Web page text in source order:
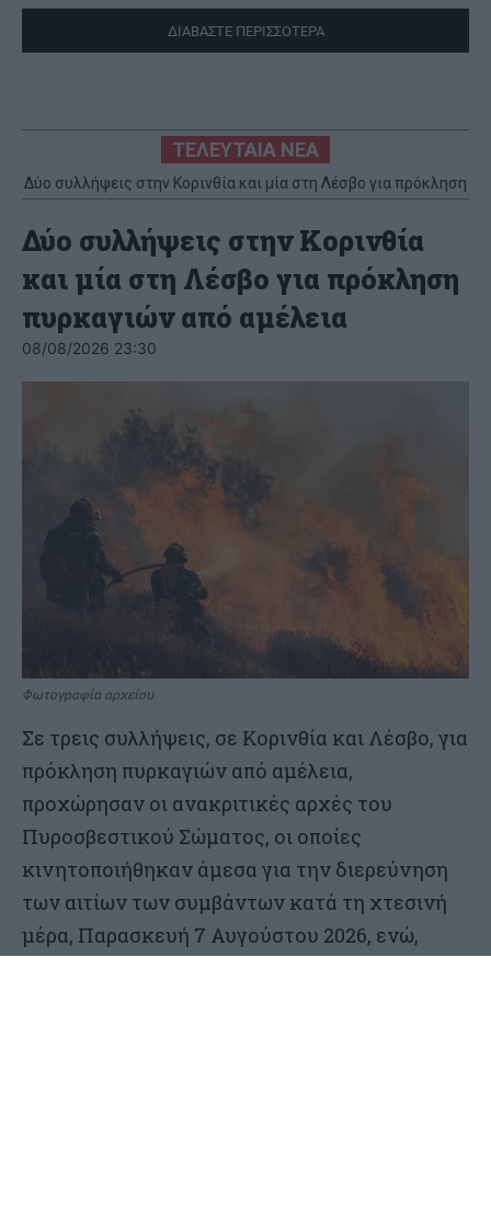
ΔΙΑΒΑΣΤΕ ΠΕΡΙΣΣΟΤΕΡΑ